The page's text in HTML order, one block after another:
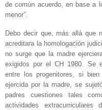
de común acuerdo, en base a
menor”.
Debo decir que, más allá que
acreditara la homologación
no surge que la madre
exigidos por el CH 1980. Se
entre los progenitores, si
ejercida por la madre, se
padres cuestiones tales
actividades